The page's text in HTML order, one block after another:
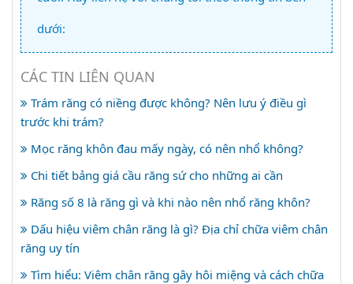
dưới:
CÁC TIN LIÊN QUAN
Trám răng có niềng được không? Nên lưu ý điều gì
trước khi trám?
Mọc răng khôn đau mấy ngày, có nên nhổ không?
Chi tiết bảng giá cầu răng sứ cho những ai cần
Răng số 8 là răng gì và khi nào nên nhổ răng khôn?
Dấu hiệu viêm chân răng là gì? Địa chỉ chữa viêm chân
răng uy tín
Tìm hiểu: Viêm chân răng gây hôi miệng và cách chữa